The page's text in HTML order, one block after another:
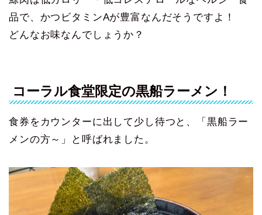
品で、かつビタミンAが豊富なんだそうですよ！
どんなお味なんでしょうか？
コーラル食堂限定の黒船ラーメン！
食券をカウンターに出して少し待つと、「黒船ラー
メンの方～」と呼ばれました。